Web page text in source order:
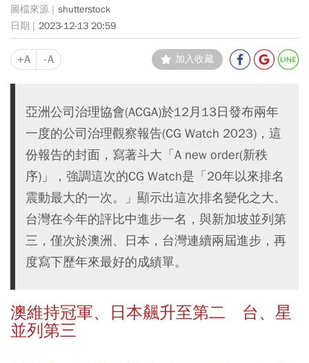
shutterstock
2023-12-13 20:59
+A -A 加入收藏
亞洲公司治理協會(ACGA)於12月13日發布兩年
一度的公司治理觀察報告(CG Watch 2023)，這
份報告的封面，寫著斗大「A new order(新秩
序)」，強調這次的CG Watch是「20年以來排名
震動最大的一次。」顯示出這次排名變化之大。
台灣在今年的評比中進步一名，與新加坡並列第
三，僅次於澳洲、日本，台灣連續兩屆進步，再
度寫下歷年來最好的成績單。
澳維持冠軍、日本飆升至第二 台、星
並列第三